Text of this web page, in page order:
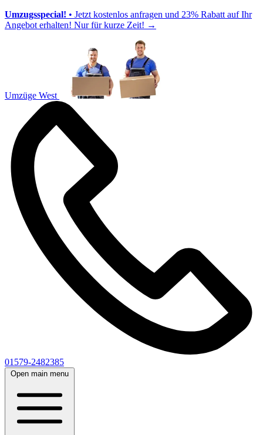
Umzugsspecial! • Jetzt kostenlos anfragen und 23% Rabatt auf Ihr
Angebot erhalten! Nur für kurze Zeit! →
Umzüge West
01579-2482385
Open main menu